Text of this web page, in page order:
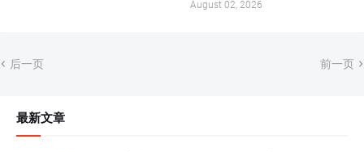
August 02, 2026
后一页 前一页
最新文章